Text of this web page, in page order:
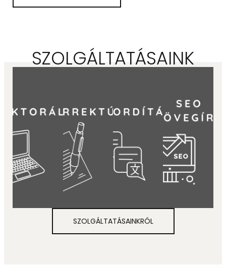
SZOLGÁLTATÁSAINK
LEKTORÁLÁS
pontosság
KORREKTÚRA
Helyesírás
Nyelvhelyesség
Tipográfia
FORDÍTÁS
Regények
Szakdolgozat
Szakkönyv
SEO
SZOLGÁLTATÁSAINKRÓL